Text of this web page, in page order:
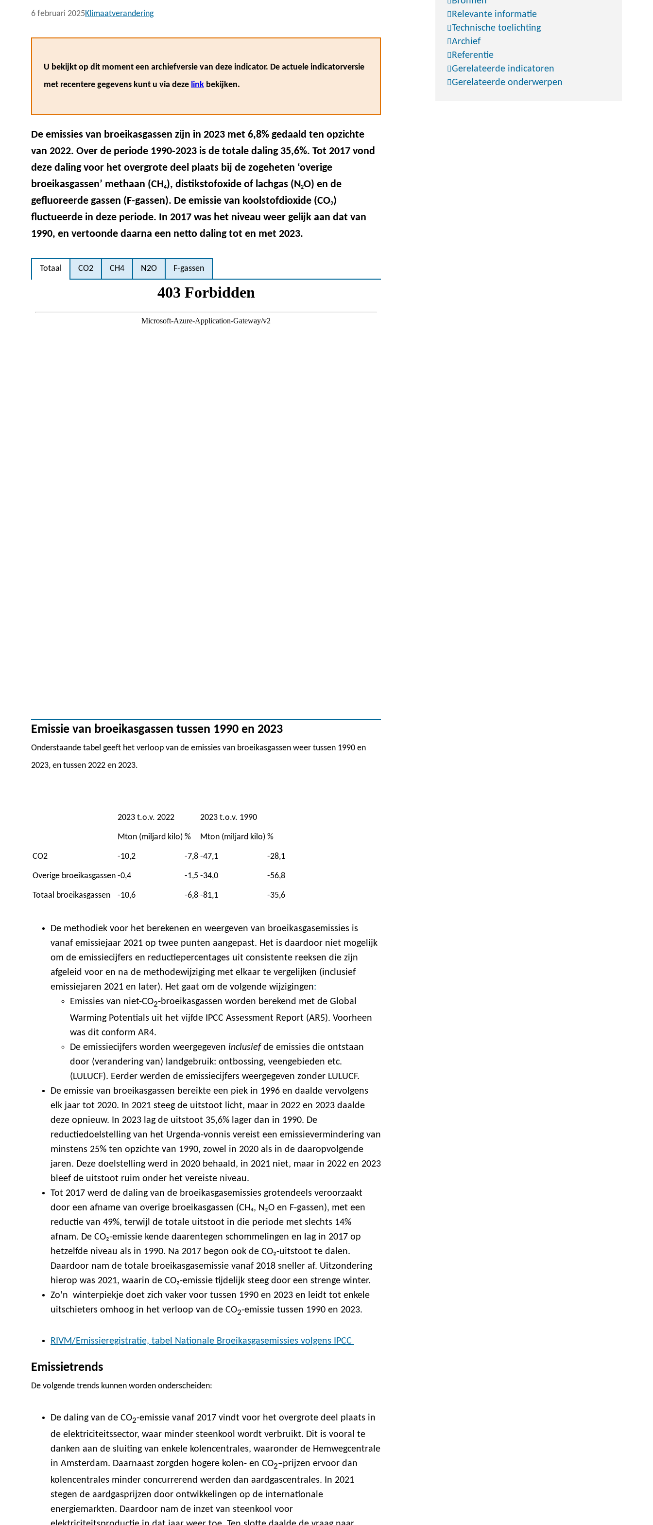
6 februari 2025Klimaatverandering
Relevante informatie
Technische toelichting
Archief
Referentie
Gerelateerde indicatoren
Gerelateerde onderwerpen
U bekijkt op dit moment een archiefversie van deze indicator. De actuele indicatorversie
met recentere gegevens kunt u via deze link bekijken.
De emissies van broeikasgassen zijn in 2023 met 6,8% gedaald ten opzichte
van 2022. Over de periode 1990-2023 is de totale daling 35,6%. Tot 2017 vond
deze daling voor het overgrote deel plaats bij de zogeheten ‘overige
broeikasgassen’ methaan (CH4), distikstofoxide of lachgas (N2O) en de
gefluoreerde gassen (F-gassen). De emissie van koolstofdioxide (CO2)
fluctueerde in deze periode. In 2017 was het niveau weer gelijk aan dat van
1990, en vertoonde daarna een netto daling tot en met 2023.
Totaal CO2 CH4 N2O F-gassen
Emissie van broeikasgassen tussen 1990 en 2023
Onderstaande tabel geeft het verloop van de emissies van broeikasgassen weer tussen 1990 en
2023, en tussen 2022 en 2023.
2023 t.o.v. 2022 2023 t.o.v. 1990
Mton (miljard kilo) % Mton (miljard kilo) %
CO2 -10,2 -7,8 -47,1 -28,1
Overige broeikasgassen -0,4 -1,5 -34,0 -56,8
Totaal broeikasgassen -10,6 -6,8 -81,1 -35,6
De methodiek voor het berekenen en weergeven van broeikasgasemissies is
vanaf emissiejaar 2021 op twee punten aangepast. Het is daardoor niet mogelijk
om de emissiecijfers en reductiepercentages uit consistente reeksen die zijn
afgeleid voor en na de methodewijziging met elkaar te vergelijken (inclusief
emissiejaren 2021 en later). Het gaat om de volgende wijzigingen:
Emissies van niet-CO2-broeikasgassen worden berekend met de Global
Warming Potentials uit het vijfde IPCC Assessment Report (AR5). Voorheen
was dit conform AR4.
De emissiecijfers worden weergegeven inclusiefde emissies die ontstaan
door (verandering van) landgebruik: ontbossing, veengebieden etc.
(LULUCF). Eerder werden de emissiecijfers weergegeven zonder LULUCF.
De emissie van broeikasgassen bereikte een piek in 1996 en daalde vervolgens
elk jaar tot 2020. In 2021 steeg de uitstoot licht, maar in 2022 en 2023 daalde
deze opnieuw. In 2023 lag de uitstoot 35,6% lager dan in 1990. De
reductiedoelstelling van het Urgenda-vonnis vereist een emissievermindering van
minstens 25% ten opzichte van 1990, zowel in 2020 als in de daaropvolgende
jaren. Deze doelstelling werd in 2020 behaald, in 2021 niet, maar in 2022 en 2023
bleef de uitstoot ruim onder het vereiste niveau.
Tot 2017 werd de daling van de broeikasgasemissies grotendeels veroorzaakt
door een afname van overige broeikasgassen (CH₄, N₂O en F-gassen), met een
reductie van 49%, terwijl de totale uitstoot in die periode met slechts 14%
afnam. De CO₂-emissie kende daarentegen schommelingen en lag in 2017 op
hetzelfde niveau als in 1990. Na 2017 begon ook de CO₂-uitstoot te dalen.
Daardoor nam de totale broeikasgasemissie vanaf 2018 sneller af. Uitzondering
hierop was 2021, waarin de CO₂-emissie tijdelijk steeg door een strenge winter.
Zo’n winterpiekje doet zich vaker voor tussen 1990 en 2023 en leidt tot enkele
uitschieters omhoog in het verloop van de CO2-emissie tussen 1990 en 2023.
RIVM/Emissieregistratie, tabel Nationale Broeikasgasemissies volgens IPCC
Emissietrends
De volgende trends kunnen worden onderscheiden:
De daling van de CO2-emissie vanaf 2017 vindt voor het overgrote deel plaats in
de elektriciteitssector, waar minder steenkool wordt verbruikt. Dit is vooral te
danken aan de sluiting van enkele kolencentrales, waaronder de Hemwegcentrale
in Amsterdam. Daarnaast zorgden hogere kolen- en CO2–prijzen ervoor dan
kolencentrales minder concurrerend werden dan aardgascentrales. In 2021
stegen de aardgasprijzen door ontwikkelingen op de internationale
energiemarkten. Daardoor nam de inzet van steenkool voor